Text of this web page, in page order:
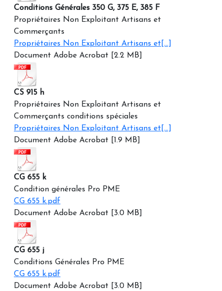
Conditions Générales 350 G, 375 E, 385 F
Propriétaires Non Exploitant Artisans et
Commerçants
Propriétaires Non Exploitant Artisans et[...]
Document Adobe Acrobat [2.2 MB]
CS 915 h
Propriétaires Non Exploitant Artisans et
Commerçants conditions spéciales
Propriétaires Non Exploitant Artisans et[...]
Document Adobe Acrobat [1.9 MB]
CG 655 k
Condition générales Pro PME
CG 655 k.pdf
Document Adobe Acrobat [3.0 MB]
CG 655 j
Conditions Générales Pro PME
CG 655 k.pdf
Document Adobe Acrobat [3.0 MB]